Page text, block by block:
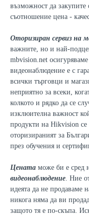
възможност да
съотношение цена -
Оторизиран сервиз на
важните, но и най-
mbvision.net
видеонаблюдение е с
всички търговци и
неприятно за всеки,
колкото и рядко да се
изклюителна важност
продукти на Hikvision се
оторизираният за
през обучения и
Цената може би е сред
видеонаблюдение. Ние
идеята да не продаваме
никога няма да ви
защото тя е по-скъпа. Ис